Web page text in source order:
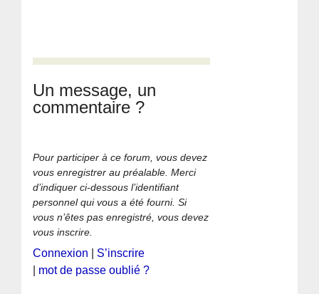
Un message, un
commentaire ?
Pour participer à ce forum, vous devez
vous enregistrer au préalable. Merci
d’indiquer ci-dessous l’identifiant
personnel qui vous a été fourni. Si
vous n’êtes pas enregistré, vous devez
vous inscrire.
Connexion
S’inscrire
mot de passe oublié ?